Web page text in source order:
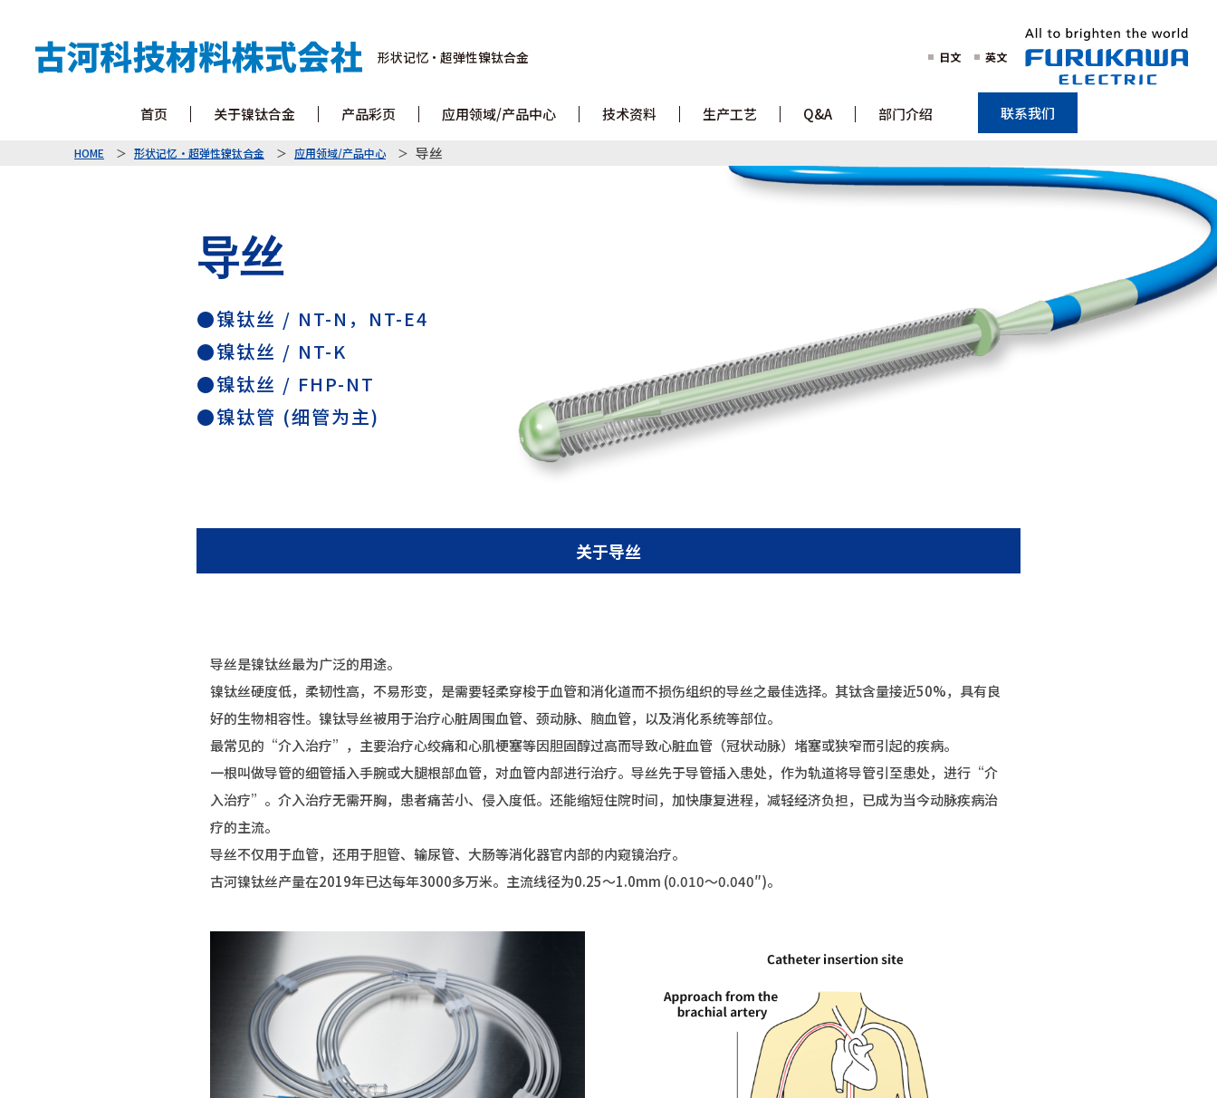
形状记忆・ 超弹性镍钛合金 日文 英文
首页 关于镍钛合金 产品彩页 应用领域/产品中心 技术资料 生产工艺 Q&A 部门介绍 联系我们
HOME 形状记忆・超弹性镍钛合金 应用领域/产品中心 导丝
导丝
●镍钛丝 / NT-N，NT-E4
●镍钛丝 / NT-K
●镍钛丝 / FHP-NT
●镍钛管 (细管为主)
关于导丝
导丝是镍钛丝最为广泛的用途。
镍钛丝硬度低，柔韧性高，不易形变，是需要轻柔穿梭于血管和消化道而不损伤组织的导丝之最佳选择。其钛含量接近50%，具有良
好的生物相容性。镍钛导丝被用于治疗心脏周围血管、颈动脉、脑血管，以及消化系统等部位。
最常见的“介入治疗”，主要治疗心绞痛和心肌梗塞等因胆固醇过高而导致心脏血管（冠状动脉）堵塞或狭窄而引起的疾病。
一根叫做导管的细管插入手腕或大腿根部血管，对血管内部进行治疗。导丝先于导管插入患处，作为轨道将导管引至患处，进行“介
入治疗”。介入治疗无需开胸，患者痛苦小、侵入度低。还能缩短住院时间，加快康复进程，减轻经济负担，已成为当今动脉疾病治
疗的主流。
导丝不仅用于血管，还用于胆管、输尿管、大肠等消化器官内部的内窥镜治疗。
古河镍钛丝产量在2019年已达每年3000多万米。主流线径为0.25～1.0mm (0.010～0.040″)。